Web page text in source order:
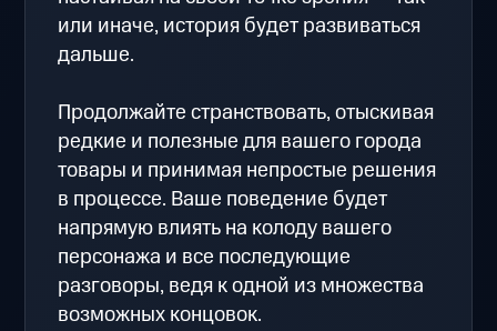
или иначе, история будет развиваться
дальше.
Продолжайте странствовать, отыскивая
редкие и полезные для вашего города
товары и принимая непростые решения
в процессе. Ваше поведение будет
напрямую влиять на колоду вашего
персонажа и все последующие
разговоры, ведя к одной из множества
возможных концовок.